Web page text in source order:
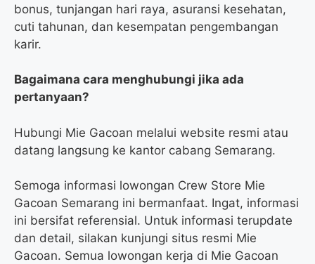
bonus, tunjangan hari raya, asuransi kesehatan,
cuti tahunan, dan kesempatan pengembangan
karir.
Bagaimana cara menghubungi jika ada
pertanyaan?
Hubungi Mie Gacoan melalui website resmi atau
datang langsung ke kantor cabang Semarang.
Semoga informasi lowongan Crew Store Mie
Gacoan Semarang ini bermanfaat. Ingat, informasi
ini bersifat referensial. Untuk informasi terupdate
dan detail, silakan kunjungi situs resmi Mie
Gacoan. Semua lowongan kerja di Mie Gacoan